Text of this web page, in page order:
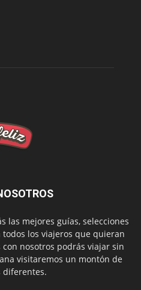
las mejores guías, selecciones
los viajeros que quieran
nosotros podrás viajar sin
visitaremos un montón de
diferentes.